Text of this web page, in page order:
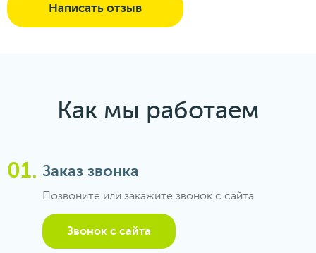
Написать отзыв
Как мы работаем
Заказ звонка
Позвоните или закажите звонок с сайта
Звонок с сайта